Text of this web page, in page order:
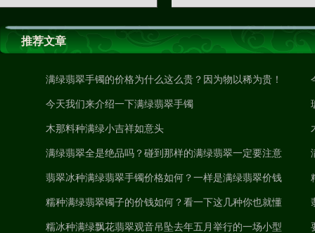
推荐文章
满绿翡翠手镯的价格为什么这么贵？因为物以稀为贵！
今天我们来介绍一下满绿翡翠手镯
木那料种满绿小吉祥如意头
满绿翡翠全是绝品吗？碰到那样的满绿翡翠一定要注意
了
翡翠冰种满绿翡翠手镯价格如何？一样是满绿翡翠价钱
为什么相距许多 ？
糯种满绿翡翠镯子的价钱如何？看一下这几种你也就懂
了
糯冰种满绿飘花翡翠观音吊坠去年五月举行的一场小型